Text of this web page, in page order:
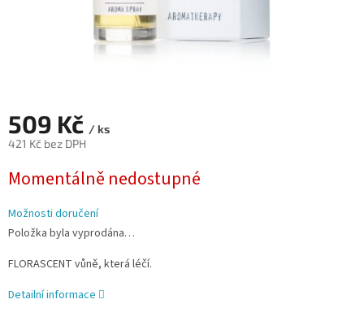
509 Kč / ks
421 Kč bez DPH
cena:
Momentálně nedostupné
Možnosti doručení
Položka byla vyprodána…
FLORASCENT vůně, která léčí.
Detailní informace